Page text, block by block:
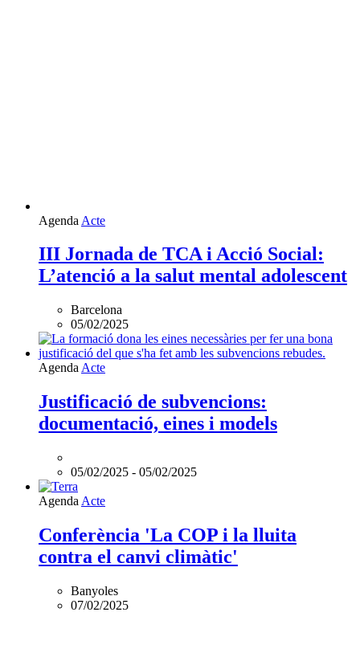
Agenda Acte
III Jornada de TCA i Acció Social:
L’atenció a la salut mental adolescent
Barcelona
05/02/2025
L'esdeveniment:
de
subvencions:
documentació,
models
és
online
Agenda Acte
Justificació de subvencions:
documentació, eines i models
05/02/2025 - 05/02/2025
Agenda Acte
Conferència 'La COP i la lluita
contra el canvi climàtic'
Banyoles
07/02/2025